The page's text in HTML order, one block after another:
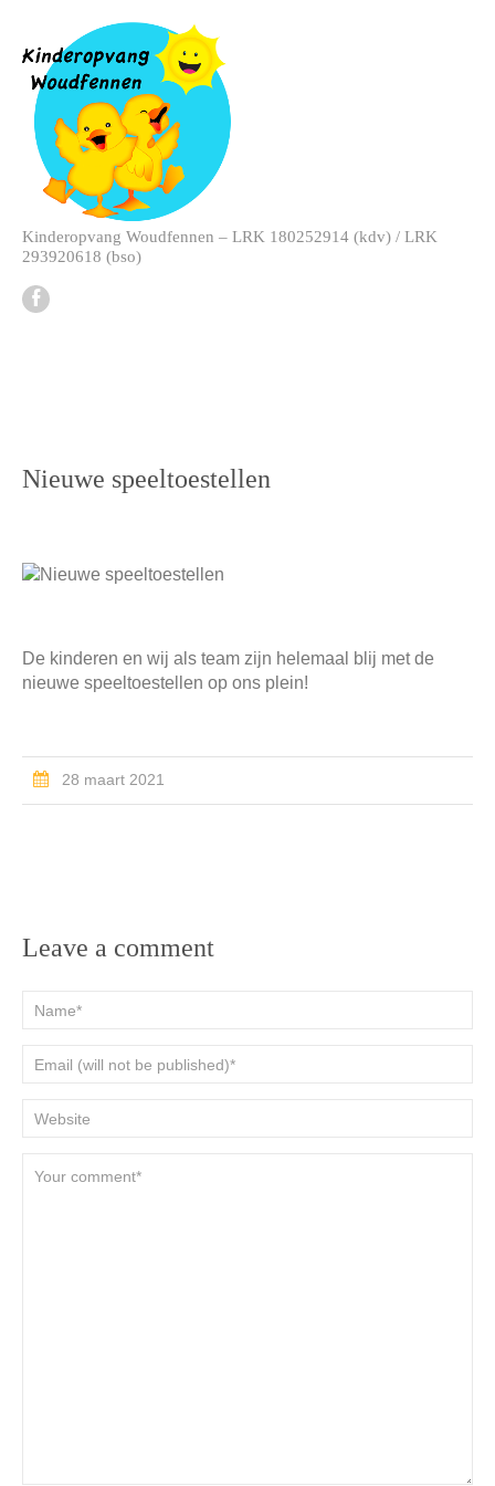
Kinderopvang Woudfennen – LRK 180252914 (kdv) / LRK
293920618 (bso)
Nieuwe speeltoestellen
De kinderen en wij als team zijn helemaal blij met de
nieuwe speeltoestellen op ons plein!
28 maart 2021
Leave a comment